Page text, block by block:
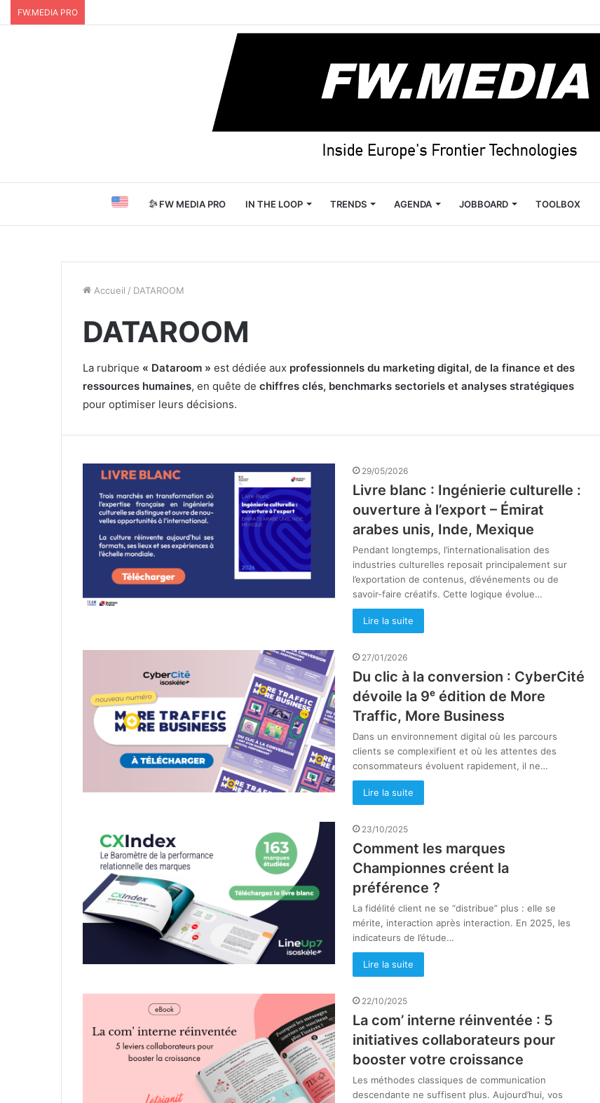
FW.MEDIA PRO
FW MEDIA PRO IN THE LOOP TRENDS AGENDA JOBBOARD TOOLBOX
Accueil / DATAROOM
DATAROOM
La rubrique « Dataroom » est dédiée aux professionnels du marketing digital, de la finance et des
ressources humaines, en quête de chiffres clés, benchmarks sectoriels et analyses stratégiques
pour optimiser leurs décisions.
29/05/2026
Livre blanc : Ingénierie culturelle :
ouverture à l’export – Émirat
arabes unis, Inde, Mexique
Pendant longtemps, l’internationalisation des
industries culturelles reposait principalement sur
l’exportation de contenus, d’événements ou de
savoir-faire créatifs. Cette logique évolue…
Lire la suite
27/01/2026
Du clic à la conversion : CyberCité
dévoile la 9ᵉ édition de More
Traffic, More Business
Dans un environnement digital où les parcours
clients se complexifient et où les attentes des
consommateurs évoluent rapidement, il ne…
Lire la suite
23/10/2025
Comment les marques
Championnes créent la
préférence ?
La fidélité client ne se “distribue” plus : elle se
mérite, interaction après interaction. En 2025, les
indicateurs de l’étude…
Lire la suite
22/10/2025
La com’ interne réinventée : 5
initiatives collaborateurs pour
booster votre croissance
Les méthodes classiques de communication
descendante ne suffisent plus. Aujourd’hui, vos